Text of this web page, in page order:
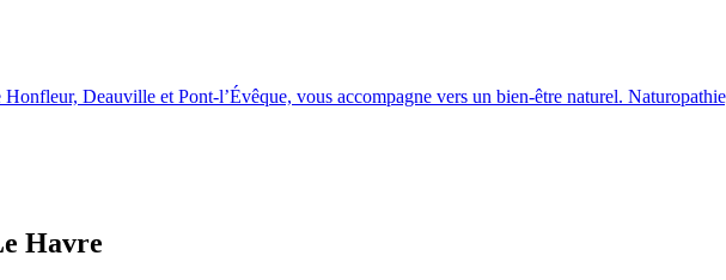
Deauville et Pont-l’Évêque, vous accompagne vers un bien-être naturel.
Havre